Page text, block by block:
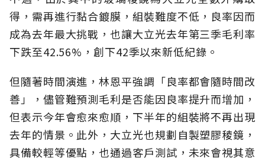
得，需再進行黏合鍍膜，組裝難度不低，良率因而
成為去年最大挑戰，也讓大立光去年第三季毛利率
下跌至42.56%，創下42季以來新低紀錄。
但隨著時間演進，林恩平強調「良率都會隨時間改
善」，儘管難預測毛利是否能因良率提升而增加，
但表示今年會愈來愈順，下半年的組裝將不再出現
去年的情景。此外，大立光也規劃自製塑膠稜鏡，
具備較輕等優點，也通過客戶測試，未來會視其意